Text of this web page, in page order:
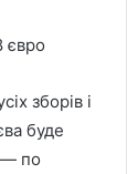
зборів і
буде
— по